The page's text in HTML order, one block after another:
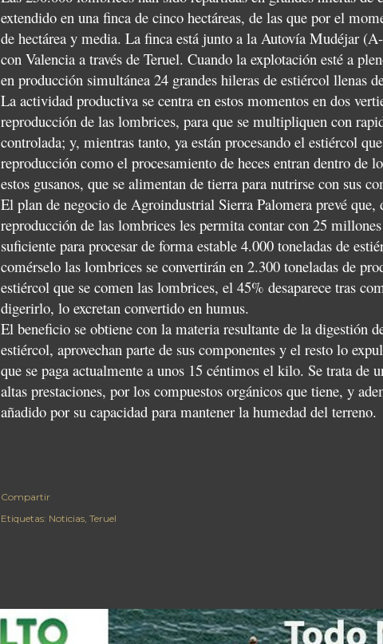
extendido en una finca de cinco hectáreas, de las que por el
de hectárea y media. La finca está junto a la Autovía Mudéjar
con Valencia a través de Teruel. Cuando la explotación esté a
en producción simultánea 24 grandes hileras de estiércol llenas
La actividad productiva se centra en estos momentos en dos
reproducción de las lombrices, para que se multipliquen con
controlada; y, mientras tanto, ya están procesando el estiércol
reproducción como el procesamiento de heces entran dentro de
estos gusanos, que se alimentan de tierra para nutrirse con sus
El plan de negocio de Agroindustrial Sierra Palomera prevé que,
reproducción de las lombrices les permita contar con 25
suficiente para procesar de forma estable 4.000 toneladas de
comérselo las lombrices se convertirán en 2.300 toneladas de
estiércol que se comen las lombrices, el 45% desaparece tras
digerirlo, lo excretan convertido en humus.
El beneficio se obtiene con la materia resultante de la digestión
estiércol, aprovechan parte de sus componentes y el resto lo
que se paga actualmente a unos 15 céntimos el kilo. Se trata de
altas prestaciones, por los compuestos orgánicos que tiene, y
añadido por su capacidad para mantener la humedad del terreno.
Compartir
Etiquetas: Noticias Teruel